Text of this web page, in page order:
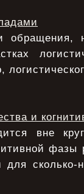
обращения,
и
вне
сколько-